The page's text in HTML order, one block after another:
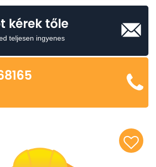
kérek tőle
teljesen ingyenes